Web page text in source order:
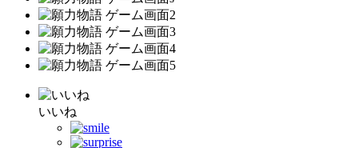
いいね